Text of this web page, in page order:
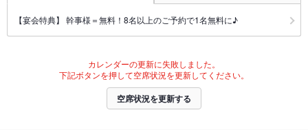
【宴会特典】 幹事様＝無料！8名以上のご予約で1名無料に♪
カレンダーの更新に失敗しました。
下記ボタンを押して空席状況を更新してください。
空席状況を更新する